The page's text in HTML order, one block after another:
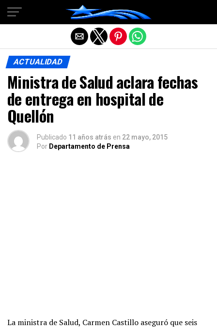
ACTUALIDAD
Ministra de Salud aclara fechas
de entrega en hospital de
Quellón
Publicado 11 años atrás en 22 mayo, 2015
Por Departamento de Prensa
La ministra de Salud, Carmen Castillo aseguró que seis
Salir de la versión móvil